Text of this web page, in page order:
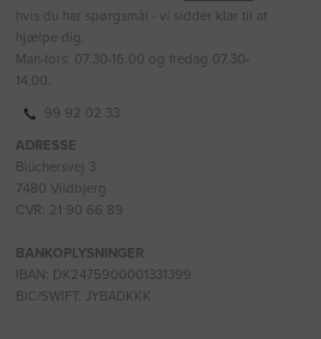
hvis du har spørgsmål - vi sidder klar til at
hjælpe dig.
Man-tors: 07.30-16.00 og fredag 07.30-
14.00.
99 92 02 33
ADRESSE
Blüchersvej 3
7480 Vildbjerg
CVR: 21 90 66 89
BANKOPLYSNINGER
IBAN: DK2475900001331399
BIC/SWIFT: JYBADKKK